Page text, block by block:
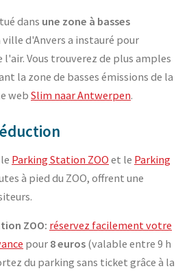
dans une zone à basses
ville d'Anvers a instauré pour
Vous trouverez de plus amples
la zone de basses émissions de la
web Slim naar Antwerpen.
Parking Station ZOO et le Parking
à pied du ZOO, offrent une
ZOO: réservez facilement votre
pour 8 euros (valable entre 9 h
du parking sans ticket grâce à la